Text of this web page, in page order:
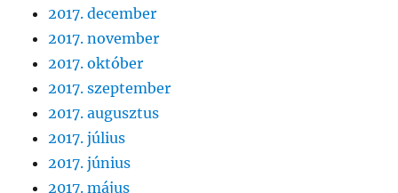
2017. december
2017. november
2017. október
2017. szeptember
2017. augusztus
2017. július
2017. június
2017. május